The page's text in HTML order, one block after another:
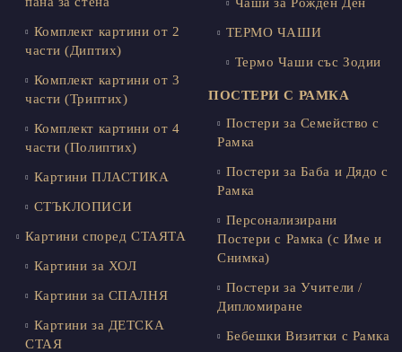
Комплект картини от 2
части (Диптих)
Комплект картини от 3
части (Триптих)
Комплект картини от 4
части (Полиптих)
Картини ПЛАСТИКА
СТЪКЛОПИСИ
Картини според СТАЯТА
Картини за ХОЛ
Картини за СПАЛНЯ
Картини за ДЕТСКА
СТАЯ
ТЕРМО ЧАШИ
Термо Чаши със Зодии
ПОСТЕРИ С РАМКА
Постери за Семейство с
Рамка
Постери за Баба и Дядо с
Рамка
Персонализирани
Постери с Рамка (с Име и
Снимка)
Постери за Учители /
Дипломиране
Бебешки Визитки с Рамка